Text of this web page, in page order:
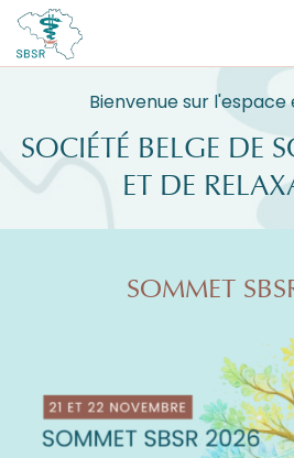
Bienvenue sur l'espace
SOCIÉTÉ BELGE DE
ET DE
SOMMET